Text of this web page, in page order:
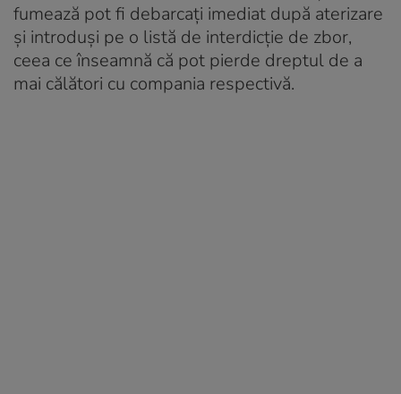
fumează pot fi debarcați imediat după aterizare
și introduși pe o listă de interdicție de zbor,
ceea ce înseamnă că pot pierde dreptul de a
mai călători cu compania respectivă.